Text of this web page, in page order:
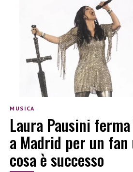
MUSICA
Laura Pausini
a Madrid per un
cosa è successo